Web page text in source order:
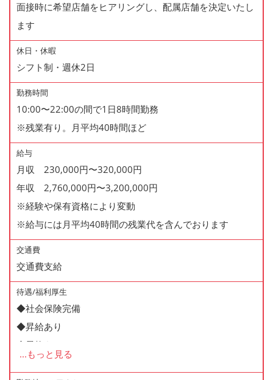
面接時に希望店舗をヒアリングし、配属店舗を決定いたし
ます
休日・休暇
シフト制・週休2日
勤務時間
10:00〜22:00の間で1日8時間勤務
※残業有り。月平均40時間ほど
給与
月収 230,000円〜320,000円
年収 2,760,000円〜3,200,000円
※経験や保有資格により変動
※給与には月平均40時間の残業代を含んでおります
交通費
交通費支給
待遇/福利厚生
◆社会保険完備
◆昇給あり
◆昇格あり
◆正社員登用制度あり
... もっと見る